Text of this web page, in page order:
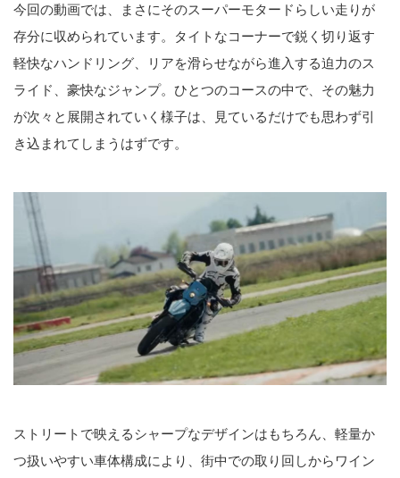
今回の動画では、まさにそのスーパーモタードらしい走りが
存分に収められています。タイトなコーナーで鋭く切り返す
軽快なハンドリング、リアを滑らせながら進入する迫力のス
ライド、豪快なジャンプ。ひとつのコースの中で、その魅力
が次々と展開されていく様子は、見ているだけでも思わず引
き込まれてしまうはずです。
ストリートで映えるシャープなデザインはもちろん、軽量か
つ扱いやすい車体構成により、街中での取り回しからワイン